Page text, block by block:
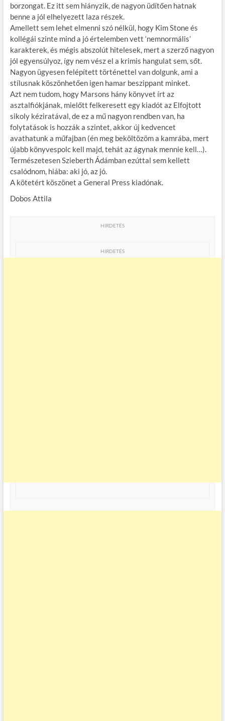
borzongat. Ez itt sem hiányzik, de nagyon üdítően hatnak
benne a jól elhelyezett laza részek.
Amellett sem lehet elmenni szó nélkül, hogy Kim Stone és
kollégái szinte mind a jó értelemben vett ‘nemnormális’
karakterek, és mégis abszolút hitelesek, mert a szerző nagyon
jól egyensúlyoz, így nem vész el a krimis hangulat sem, sőt.
Nagyon ügyesen felépített történettel van dolgunk, ami a
stílusnak köszönhetően igen hamar beszippant minket.
Azt nem tudom, hogy Marsons hány könyvet írt az
asztalfiókjának, mielőtt felkeresett egy kiadót az Elfojtott
sikoly kéziratával, de ez a mű nagyon rendben van, ha
folytatások is hozzák a szintet, akkor új kedvencet
avathatunk a műfajban (én meg beköltözöm a kamrába, mert
újabb könyvespolc kell majd, tehát az ágynak mennie kell…).
Természetesen Szieberth Ádámban ezúttal sem kellett
csalódnom, hiába: aki jó, az jó.
A kötetért köszönet a General Press kiadónak.
Dobos Attila
HIRDETÉS
HIRDETÉS